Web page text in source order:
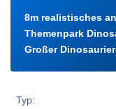
8m realistisches
Themenpark
Großer
Typ: